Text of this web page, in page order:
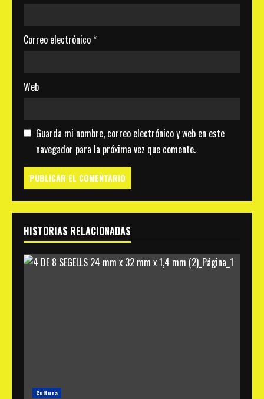
Correo electrónico*
Web
Guarda mi nombre, correo electrónico y web en este
navegador para la próxima vez que comente.
HISTORIAS RELACIONADAS
Cultura